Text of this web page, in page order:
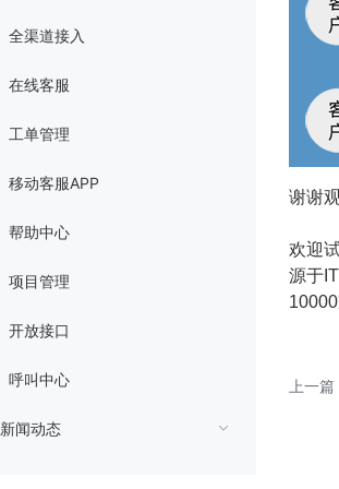
全渠道接入
在线客服
工单管理
移动客服APP
帮助中心
项目管理
开放接口
呼叫中心
新闻动态
谢谢
欢迎
源于
上一